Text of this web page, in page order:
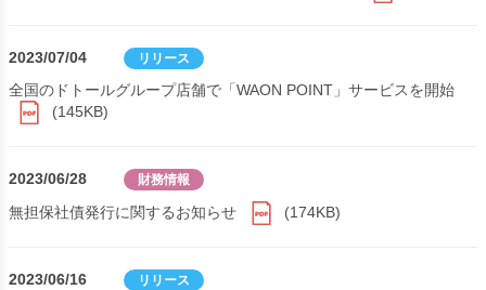
2023/07/04 リリース
全国のドトールグループ店舗で「WAON POINT」サービスを開始
(145KB)
2023/06/28 財務情報
無担保社債発行に関するお知らせ (174KB)
2023/06/16 リリース